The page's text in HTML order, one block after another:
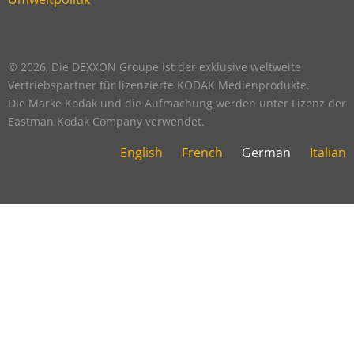
Link
footer
© 2026, Die DEXXON Groupe ist der exklusive weltweite
Vertriebspartner für lizenzierte KODAK Medienprodukte.
Die Marke Kodak und die Aufmachung werden unter Lizenz der
Eastman Kodak Company verwendet.
English French German Italian